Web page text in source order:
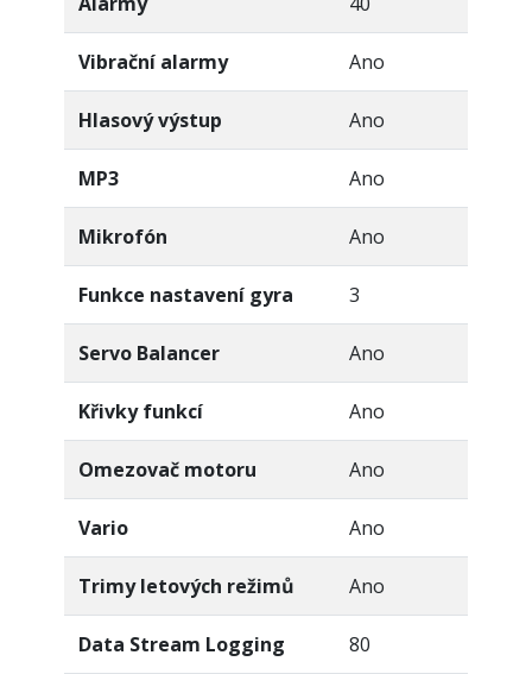
Vibrační alarmy Ano
Hlasový výstup Ano
MP3 Ano
Mikrofón Ano
Funkce nastavení gyra 3
Servo Balancer Ano
Křivky funkcí Ano
Omezovač motoru Ano
Vario Ano
Trimy letových režimů Ano
Data Stream Logging 80